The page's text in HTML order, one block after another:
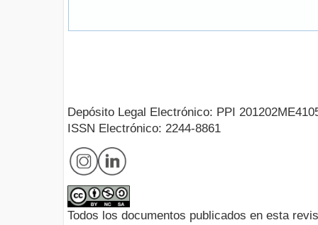
Depósito Legal Electrónico: PPI
ISSN Electrónico: 2244-8861
Todos los documentos publicados en esta